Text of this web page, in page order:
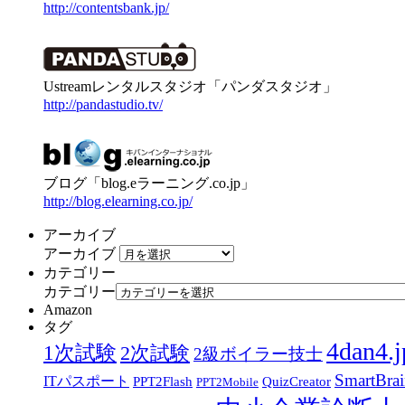
http://contentsbank.jp/
Ustreamレンタルスタジオ「パンダスタジオ」
http://pandastudio.tv/
ブログ「blog.eラーニング.co.jp」
http://blog.elearning.co.jp/
アーカイブ
アーカイブ
カテゴリー
カテゴリー
Amazon
タグ
1次試験 2次試験 2級ボイラー技士
ITパスポート PPT2Flash PPT2Mobile QuizCreator